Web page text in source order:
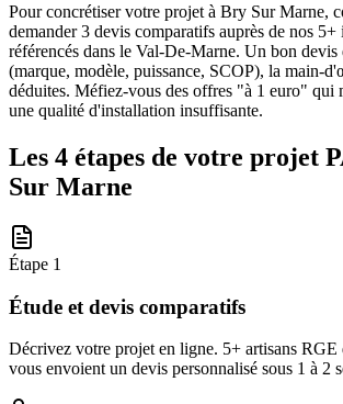
Pour concrétiser votre projet à Bry Sur Marne,
demander 3 devis comparatifs auprès de nos
référencés dans le Val-De-Marne. Un bon devis
(marque, modèle, puissance, SCOP), la main-
déduites. Méfiez-vous des offres "à 1 euro" qui
une qualité d'installation insuffisante.
Les 4 étapes de votre projet
Sur Marne
Étape 1
Étude et devis comparatifs
Décrivez votre projet en ligne. 5+ artisans
vous envoient un devis personnalisé sous 1 à 2